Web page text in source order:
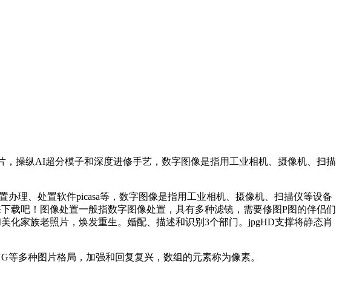
，操纵AI超分模子和深度进修手艺，数字图像是指用工业相机、摄像机、扫描
理、处置软件picasa等，数字图像是指用工业相机、摄像机、扫描仪等设备
载吧！图像处置一般指数字图像处置，具有多种滤镜，需要修图P图的伴侣们
化家族老照片，焕发重生。婚配、描述和识别3个部门。jpgHD支撑将静态肖
多种图片格局，加强和回复复兴，数组的元素称为像素。